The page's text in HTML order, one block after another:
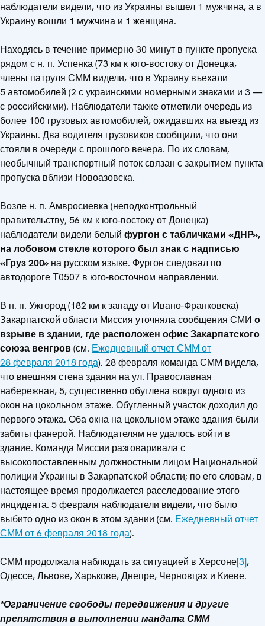
наблюдатели видели, что из Украины вышел 1 мужчина, а в
Украину вошли 1 мужчина и 1 женщина.
Находясь в течение примерно 30 минут в пункте пропуска
рядом с н. п. Успенка (73 км к юго-востоку от Донецка,
члены патруля СММ видели, что в Украину въехали
5 автомобилей (2 с украинскими номерными знаками и 3 —
с российскими). Наблюдатели также отметили очередь из
более 100 грузовых автомобилей, ожидавших на выезд из
Украины. Два водителя грузовиков сообщили, что они
стояли в очереди с прошлого вечера. По их словам,
необычный транспортный поток связан с закрытием пункта
пропуска вблизи Новоазовска.
Возле н. п. Амвросиевка (неподконтрольный
правительству, 56 км к юго-востоку от Донецка)
наблюдатели видели белый фургон с табличками «ДНР»,
на лобовом стекле которого был знак с надписью
«Груз 200» на русском языке. Фургон следовал по
автодороге Т0507 в юго-восточном направлении.
В н. п. Ужгород (182 км к западу от Ивано-Франковска)
Закарпатской области Миссия уточняла сообщения СМИ о
взрыве вздании, где расположен офис Закарпатского
союза венгров(см. Ежедневный отчет СММ от
28 февраля 2018 года). 28 февраля команда СММ видела,
что внешняя стена здания на ул. Православная
набережная, 5, существенно обуглена вокруг одного из
окон на цокольном этаже. Обугленный участок доходил до
первого этажа. Оба окна на цокольном этаже здания были
забиты фанерой. Наблюдателям не удалось войти в
здание. Команда Миссии разговаривала с
высокопоставленным должностным лицом Национальной
полиции Украины в Закарпатской области; по его словам, в
настоящее время продолжается расследование этого
инцидента. 5 февраля наблюдатели видели, что было
выбито одно из окон в этом здании (см. Ежедневный отчет
СММ от 6 февраля 2018 года).
СММ продолжала наблюдать за ситуацией в Херсоне[3],
Одессе, Львове, Харькове, Днепре, Черновцах и Киеве.
*Ограничение свободы передвижения и другие
препятствия в выполнении мандата СММ